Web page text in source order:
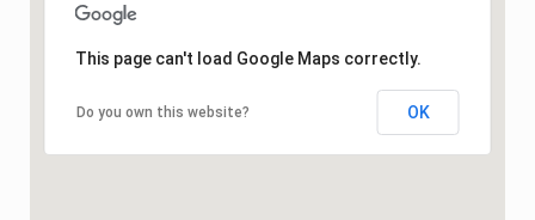
This page can't load Google Maps correctly.
Do you own this website? OK